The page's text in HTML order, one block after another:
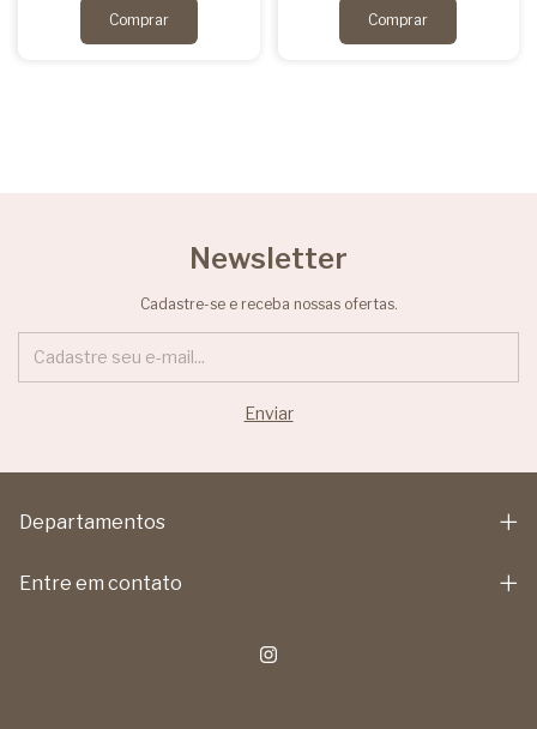
Newsletter
Cadastre-se e receba nossas ofertas.
Departamentos
Entre em contato